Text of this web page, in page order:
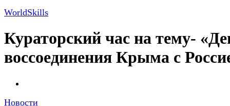
WorldSkills
Кураторский час на тему-
воссоединения Крыма с
Новости